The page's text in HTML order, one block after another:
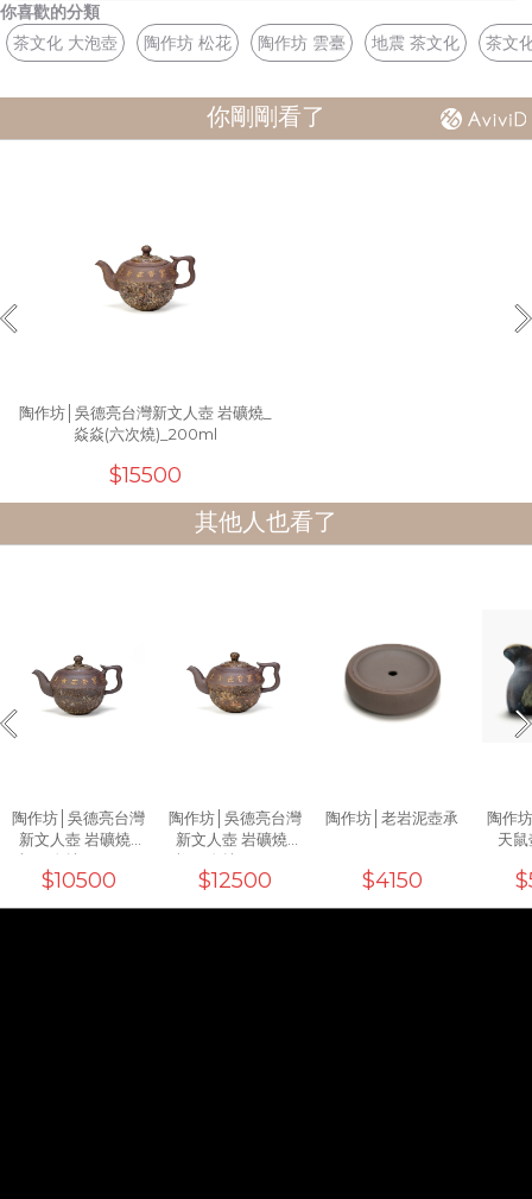
你喜歡的分類
茶文化 大泡壺
陶作坊 松花 陶作坊 雲臺 地震 茶文化 茶文
你剛剛看了
陶作坊│吳德亮台灣新文人壺 岩礦燒_
焱焱(六次燒)_200ml
$15500
其他人也看了
陶作坊│吳德亮台灣
新文人壺 岩礦燒_
火(一次燒)_200ml
$10500
陶作坊│吳德亮台灣
新文人壺 岩礦燒_
焱(三次燒)_200ml
$12500
陶作坊│老岩泥壺承
$4150
陶作
天